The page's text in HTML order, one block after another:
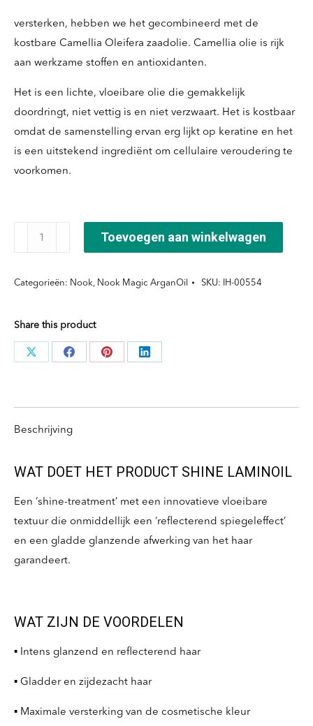
versterken, hebben we het gecombineerd met de
kostbare Camellia Oleifera zaadolie. Camellia olie is rijk
aan werkzame stoffen en antioxidanten.
Het is een lichte, vloeibare olie die gemakkelijk
doordringt, niet vettig is en niet verzwaart. Het is kostbaar
omdat de samenstelling ervan erg lijkt op keratine en het
is een uitstekend ingrediënt om cellulaire veroudering te
voorkomen.
250ml
Toevoegen aan winkelwagen
Categorieën: Nook Nook Magic ArganOil SKU: IH-00554
Share this product
Deel
Deel
Deel
Deel
Beschrijving
WAT DOET HET PRODUCT SHINE LAMINOIL
Een ‘shine-treatment’ met een innovatieve vloeibare
textuur die onmiddellijk een ‘reflecterend spiegeleffect’
en een gladde glanzende afwerking van het haar
garandeert.
WAT ZIJN DE VOORDELEN
▪ Intens glanzend en reflecterend haar
▪ Gladder en zijdezacht haar
▪ Maximale versterking van de cosmetische kleur